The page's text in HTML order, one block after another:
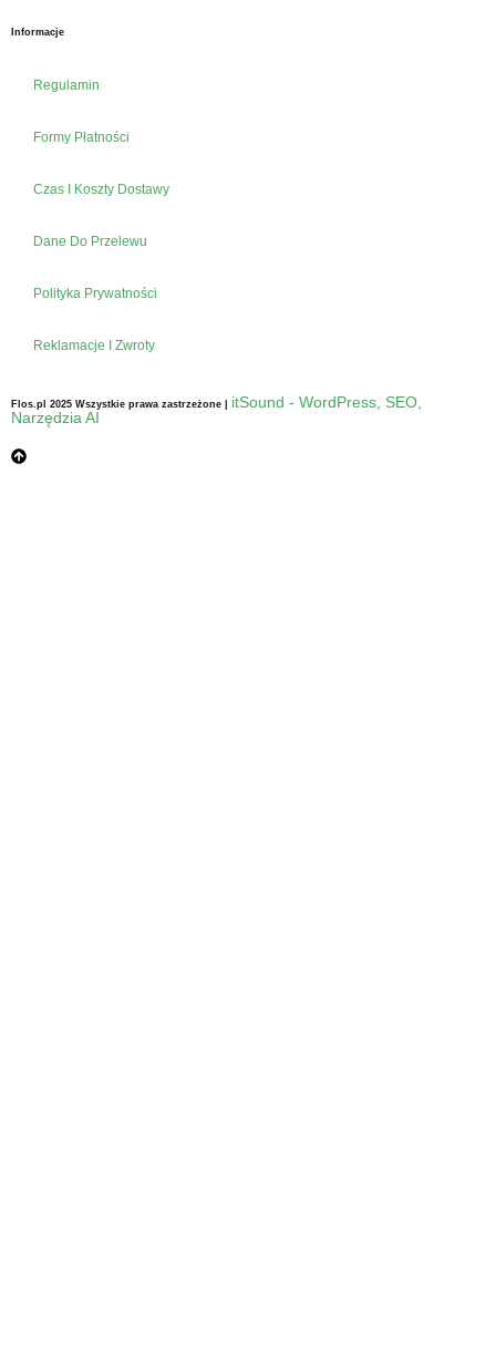
Informacje
Regulamin
Formy Płatności
Czas I Koszty Dostawy
Dane Do Przelewu
Polityka Prywatności
Reklamacje I Zwroty
Flos.pl 2025 Wszystkie prawa zastrzeżone | itSound - WordPress, SEO,
Narzędzia AI